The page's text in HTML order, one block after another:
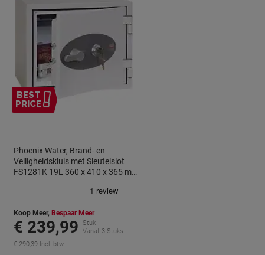
BEST
PRICE
Phoenix Water, Brand- en
Veiligheidskluis met Sleutelslot
FS1281K 19L 360 x 410 x 365 mm
Koop Meer, Bespaar Meer
€ 239,99
Stuk
Vanaf 3 Stuks
€ 290,39 Incl. btw